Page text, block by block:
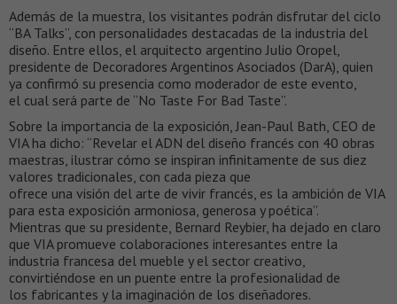
Además de la muestra, los visitantes podrán disfrutar del ciclo
“BA Talks”, con personalidades destacadas de la industria del
diseño. Entre ellos, el arquitecto argentino Julio Oropel,
presidente de Decoradores Argentinos Asociados (DarA), quien
ya confirmó su presencia como moderador de este evento,
el cual será parte de “No Taste For Bad Taste”.
Sobre la importancia de la exposición, Jean-Paul Bath, CEO de
VIA ha dicho: “Revelar el ADN del diseño francés con 40 obras
maestras, ilustrar cómo se inspiran infinitamente de sus diez
valores tradicionales, con cada pieza que
ofrece una visión del arte de vivir francés, es la ambición de VIA
para esta exposición armoniosa, generosa y poética”.
Mientras que su presidente, Bernard Reybier, ha dejado en claro
que VIA promueve colaboraciones interesantes entre la
industria francesa del mueble y el sector creativo,
convirtiéndose en un puente entre la profesionalidad de
los fabricantes y la imaginación de los diseñadores.